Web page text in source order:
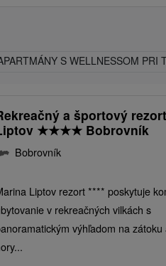
S WELLNESSOM PRI
a športový
★★★★ Bobrovník
Bobrovník
Liptov rezort **** poskytuje
v rekreačných vilkách s
výhľadom na zátoku